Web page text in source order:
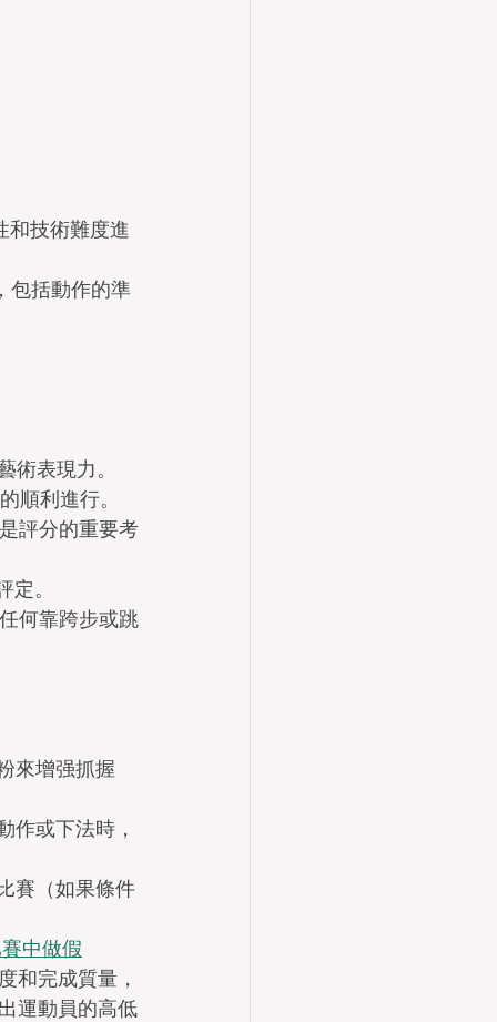
和技術難度進
包括動作的準
表現力。
順利進行。
評分的重要考
。
何靠跨步或跳
來增强抓握
作或下法時，
賽（如果條件
中做假
和完成質量，
運動員的高低